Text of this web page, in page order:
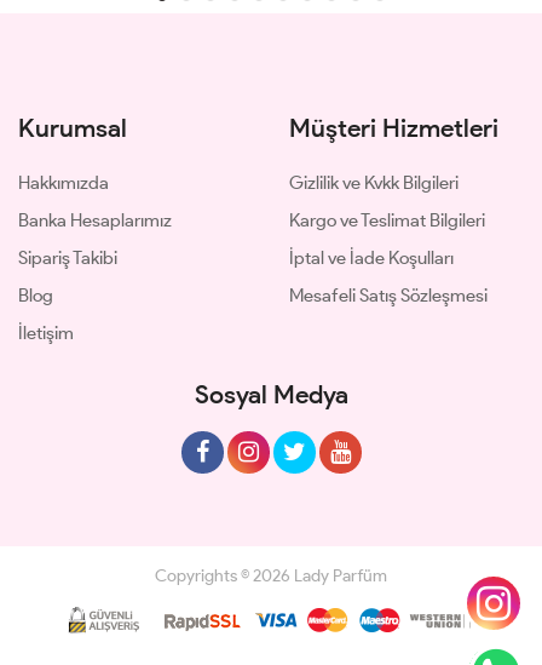
Kurumsal
Hakkımızda
Banka Hesaplarımız
Sipariş Takibi
Blog
İletişim
Müşteri Hizmetleri
Gizlilik ve Kvkk Bilgileri
Kargo ve Teslimat Bilgileri
İptal ve İade Koşulları
Mesafeli Satış Sözleşmesi
Sosyal Medya
Copyrights © 2026 Lady Parfüm